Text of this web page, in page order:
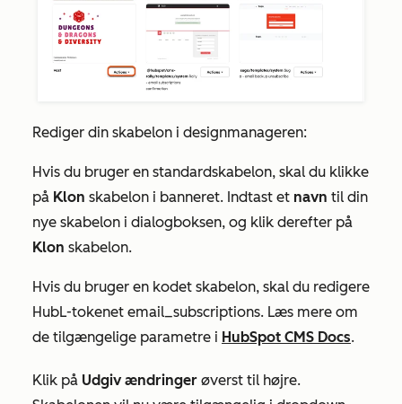
Rediger din skabelon i designmanageren:
Hvis du bruger en standardskabelon, skal du klikke
på Klon skabelon i banneret. Indtast et navn til din
nye skabelon i dialogboksen, og klik derefter på
Klon skabelon.
Hvis du bruger en kodet skabelon, skal du redigere
HubL-tokenet email_subscriptions. Læs mere om
de tilgængelige parametre i HubSpot CMS Docs.
Klik på Udgiv ændringer øverst til højre.